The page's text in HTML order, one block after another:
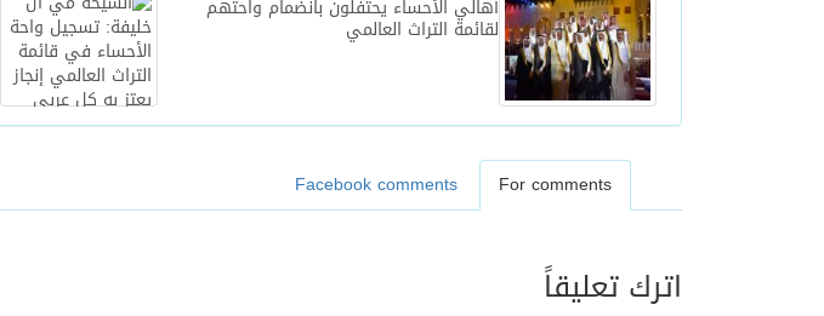
أهالي الأحساء يحتفلون بانضمام واحتهم
لقائمة التراث العالمي
For comments
Facebook comments
اترك تعليقاً